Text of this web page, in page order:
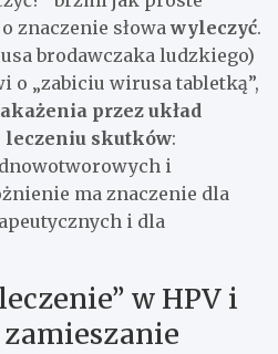
znaczenie słowawyleczyć.
brodawczaka ludzkiego)
o „zabiciu wirusa tabletką”,
przez układ
leczeniu skutków:
i
ma znaczenie dla
i dla
w HPV i